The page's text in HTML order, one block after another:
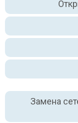
Замена